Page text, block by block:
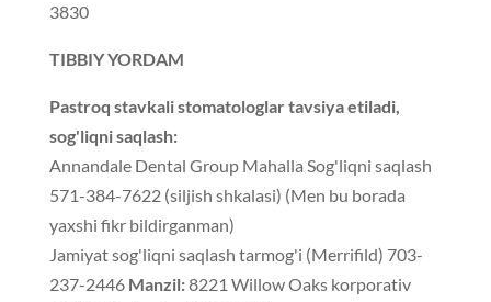
3830
TIBBIY YORDAM
Pastroq stavkali stomatologlar tavsiya etiladi,
sog'liqni saqlash:
Annandale Dental Group Mahalla Sog'liqni saqlash
571-384-7622 (siljish shkalasi) (Men bu borada
yaxshi fikr bildirganman)
Jamiyat sog'liqni saqlash tarmog'i (Merrifild) 703-
237-2446 Manzil:8221 Willow Oaks korporativ